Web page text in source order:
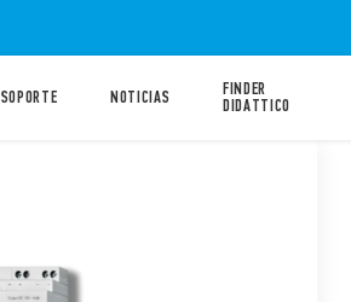
SOPORTE NOTICIAS
FINDER
DIDATTICO